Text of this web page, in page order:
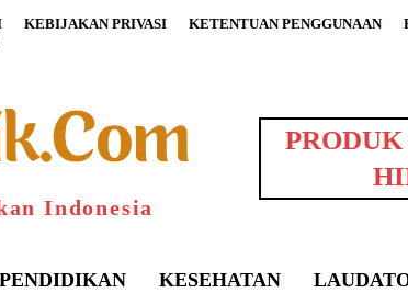
KEBIJAKAN PRIVASI KETENTUAN PENGGUNAAN
Indonesia
PENDIDIKAN KESEHATAN